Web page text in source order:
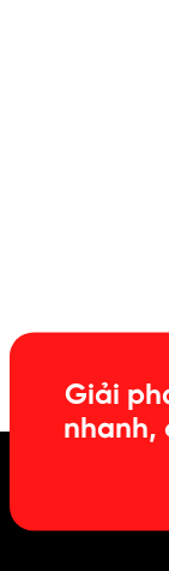
Giải
nhanh,